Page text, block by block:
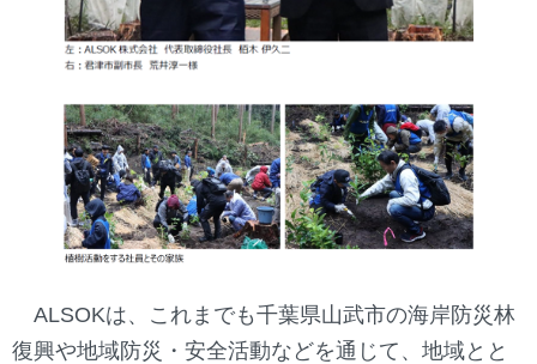
ALSOKは、これまでも千葉県山武市の海岸防災林
復興や地域防災・安全活動などを通じて、地域とと